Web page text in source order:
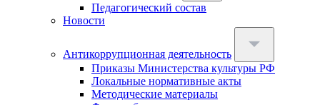
Педагогический состав
Новости
Антикоррупционная деятельность
Приказы Министерства культуры РФ
Локальные нормативные акты
Методические материалы